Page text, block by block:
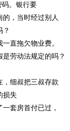
。银行要
，当时经过别人
？
直拖欠物业费。
劳动法规定的吗？
，细叔把三叔存款
损失
套房首付已过，